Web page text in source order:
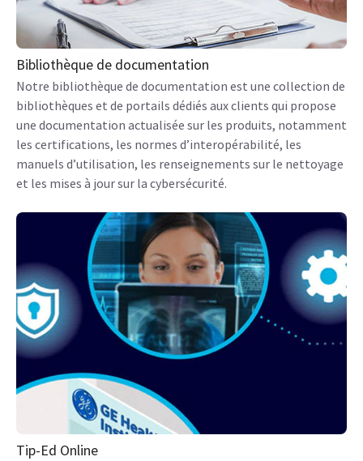
Bibliothèque de documentation
Notre bibliothèque de documentation est une collection de
bibliothèques et de portails dédiés aux clients qui propose
une documentation actualisée sur les produits, notamment
les certifications, les normes d’interopérabilité, les
manuels d’utilisation, les renseignements sur le nettoyage
et les mises à jour sur la cybersécurité.
Tip-Ed Online